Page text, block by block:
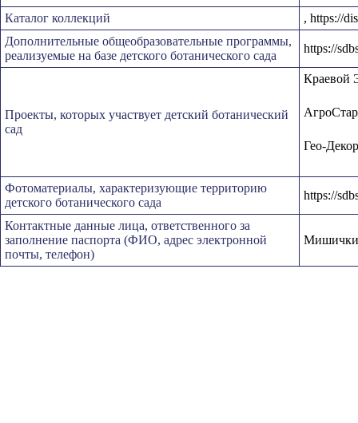
Каталог коллекций
, https://
Дополнительные общеобразовательные программы,
реализуемые на базе детского ботанического сада
https://
Проекты, которых участвует детский ботанический
сад
Краевой
Гео-Декор
Фотоматериалы, характеризующие территорию
детского ботанического сада
https://
Контактные данные лица, ответственного за
заполнение паспорта (ФИО, адрес электронной
почты, телефон)